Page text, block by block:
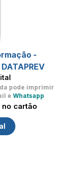
-
pode imprimir
e Whatsapp
cartão